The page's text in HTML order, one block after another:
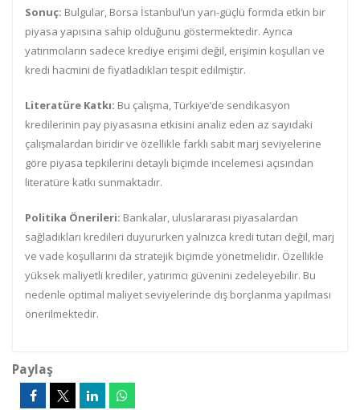
Sonuç: Bulgular, Borsa İstanbul’un yarı-güçlü formda etkin bir
piyasa yapısına sahip olduğunu göstermektedir. Ayrıca
yatırımcıların sadece krediye erişimi değil, erişimin koşulları ve
kredi hacmini de fiyatladıkları tespit edilmiştir.
Literatüre Katkı: Bu çalışma, Türkiye’de sendikasyon
kredilerinin pay piyasasına etkisini analiz eden az sayıdaki
çalışmalardan biridir ve özellikle farklı sabit marj seviyelerine
göre piyasa tepkilerini detaylı biçimde incelemesi açısından
literatüre katkı sunmaktadır.
Politika Önerileri: Bankalar, uluslararası piyasalardan
sağladıkları kredileri duyururken yalnızca kredi tutarı değil, marj
ve vade koşullarını da stratejik biçimde yönetmelidir. Özellikle
yüksek maliyetli krediler, yatırımcı güvenini zedeleyebilir. Bu
nedenle optimal maliyet seviyelerinde dış borçlanma yapılması
önerilmektedir.
Paylaş